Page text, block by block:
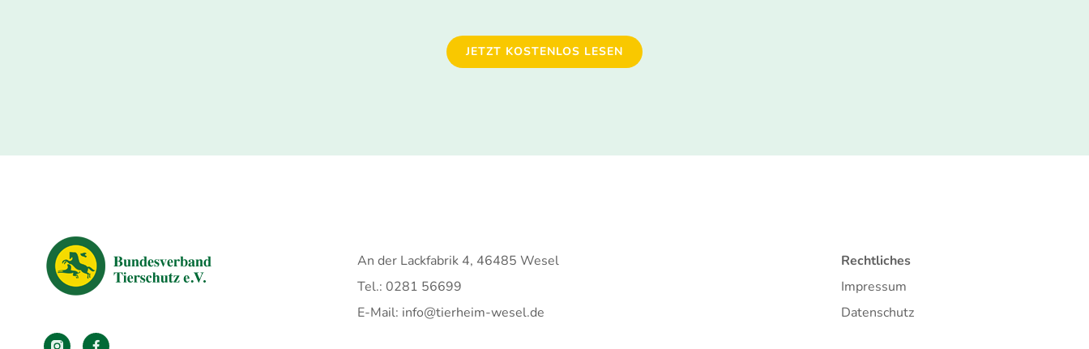
JETZT KOSTENLOS LESEN
An der Lackfabrik 4, 46485 Wesel
Tel.: 0281 56699
E-Mail: info@tierheim-wesel.de
Rechtliches
Impressum
Datenschutz